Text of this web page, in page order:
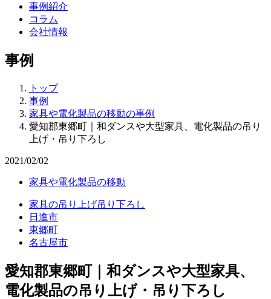
事例紹介
コラム
会社情報
事例
トップ
事例
家具や電化製品の移動の事例
愛知郡東郷町｜和ダンスや大型家具、電化製品の吊り
上げ・吊り下ろし
2021/02/02
家具や電化製品の移動
家具の吊り上げ吊り下ろし
日進市
東郷町
名古屋市
愛知郡東郷町｜和ダンスや大型家具、
電化製品の吊り上げ・吊り下ろし